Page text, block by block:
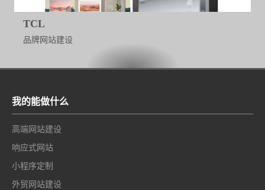
TCL
品牌网站建设
我的能做什么
高端网站建设
响应式网站
小程序定制
外贸网站建设